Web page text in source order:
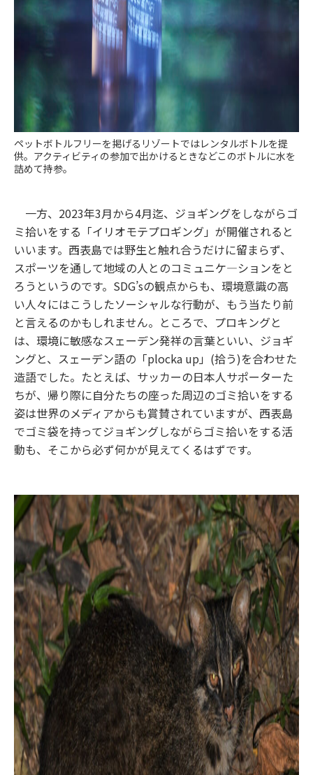
ペットボトルフリーを掲げるリゾートではレンタルボトルを提
供。アクティビティの参加で出かけるときなどこのボトルに水を
詰めて持参。
一方、2023年3月から4月迄、ジョギングをしながらゴ
ミ拾いをする「イリオモテプロギング」が開催されると
いいます。西表島では野生と触れ合うだけに留まらず、
スポーツを通して地域の人とのコミュニケ―ションをと
ろうというのです。SDG’sの観点からも、環境意識の高
い人々にはこうしたソーシャルな行動が、もう当たり前
と言えるのかもしれません。ところで、プロキングと
は、環境に敏感なスェーデン発祥の言葉といい、ジョギ
ングと、スェーデン語の「plocka up」(拾う)を合わせた
造語でした。たとえば、サッカーの日本人サポーターた
ちが、帰り際に自分たちの座った周辺のゴミ拾いをする
姿は世界のメディアからも賞賛されていますが、西表島
でゴミ袋を持ってジョギングしながらゴミ拾いをする活
動も、そこから必ず何かが見えてくるはずです。